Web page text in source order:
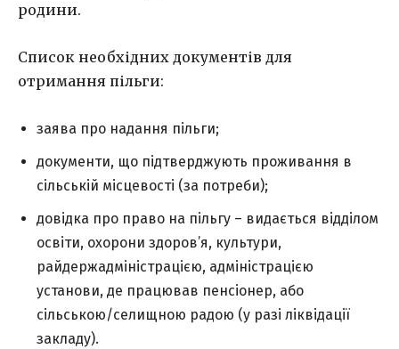
родини.
Список необхідних документів для
отримання пільги:
заява про надання пільги;
документи, що підтверджують проживання в
сільській місцевості (за потреби);
довідка про право на пільгу – видається відділом
освіти, охорони здоров’я, культури,
райдержадміністрацією, адміністрацією
установи, де працював пенсіонер, або
сільською/селищною радою (у разі ліквідації
закладу).